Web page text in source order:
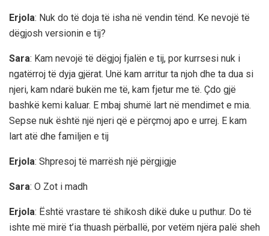
Erjola: Nuk do të doja të isha në vendin tënd. Ke nevojë të
dëgjosh versionin e tij?
Sara: Kam nevojë të dëgjoj fjalën e tij, por kurrsesi nuk i
ngatërroj të dyja gjërat. Unë kam arritur ta njoh dhe ta dua si
njeri, kam ndarë bukën me të, kam fjetur me të. Çdo gjë
bashkë kemi kaluar. E mbaj shumë lart në mendimet e mia.
Sepse nuk është një njeri që e përçmoj apo e urrej. E kam
lart atë dhe familjen e tij
Erjola: Shpresoj të marrësh një përgjigje
Sara: O Zot i madh
Erjola: Është vrastare të shikosh dikë duke u puthur. Do të
ishte më mirë t’ia thuash përballë, por vetëm njëra palë sheh